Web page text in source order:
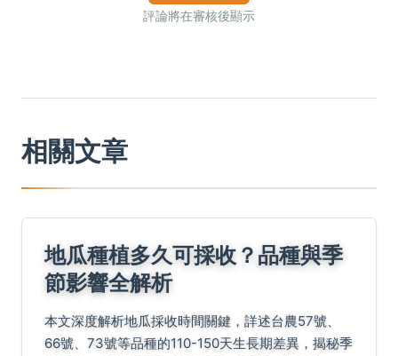
評論將在審核後顯示
相關文章
地瓜種植多久可採收？品種與季
節影響全解析
本文深度解析地瓜採收時間關鍵，詳述台農57號、
66號、73號等品種的110-150天生長期差異，揭秘季